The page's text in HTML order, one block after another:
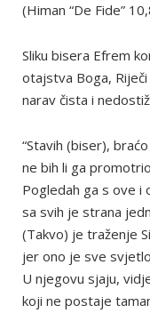
(Himan “De Fide”
Sliku bisera Efrem
otajstva Boga,
narav čista i
“Stavih (biser),
ne bih li ga
Pogledah ga s ove i
sa svih je strana
(Takvo) je traženje
jer ono je sve
U njegovu sjaju,
koji ne postaje